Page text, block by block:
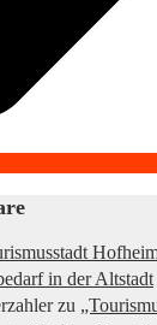
in der Altstadt
zu